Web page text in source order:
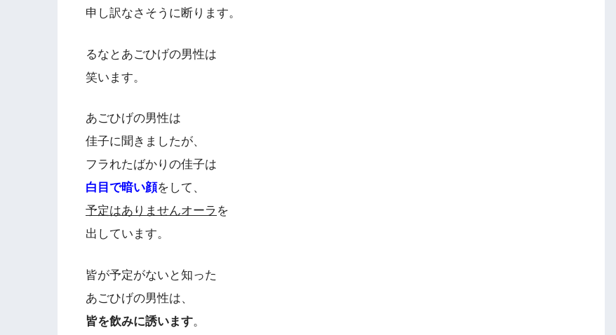
申し訳なさそうに断ります。
るなとあごひげの男性は
笑います。
あごひげの男性は
佳子に聞きましたが、
フラれたばかりの佳子は
白目で暗い顔をして、
予定はありませんオーラ を
出しています。
皆が予定がないと知った
あごひげの男性は、
皆を飲みに誘います。